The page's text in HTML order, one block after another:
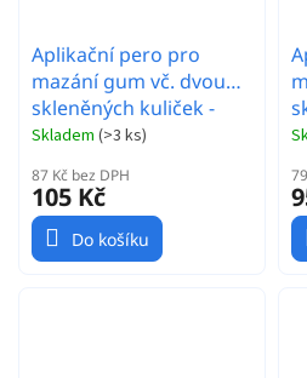
Aplikační pero pro
mazání gum vč. dvou
skleněných kuliček -
16mm
Skladem (>3 ks)
87 Kč bez DPH
105 Kč
Do košíku